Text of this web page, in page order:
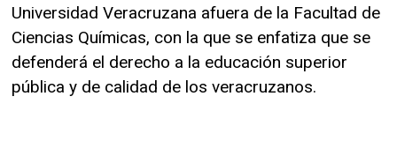
Universidad Veracruzana afuera de la Facultad de
Ciencias Químicas, con la que se enfatiza que se
defenderá el derecho a la educación superior
pública y de calidad de los veracruzanos.